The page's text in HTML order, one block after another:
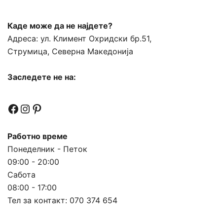
Каде може да не најдете?
Адреса: ул. Климент Охридски бр.51,
Струмица, Северна Македонија
Заследете не на:
Facebook
Instagram
Pinterest
Работно време
Понеделник - Петок
09:00 - 20:00
Сабота
08:00 - 17:00
Тел за контакт: 070 374 654